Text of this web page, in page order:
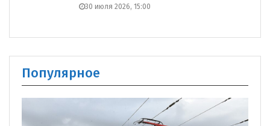
30 июля 2026, 15:00
Популярное